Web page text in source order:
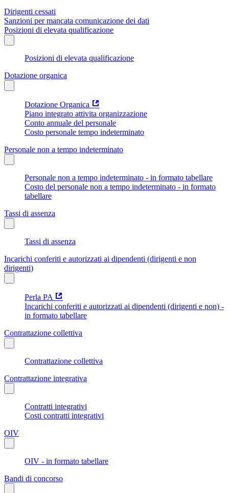
Dirigenti cessati
Sanzioni per mancata comunicazione dei dati
Posizioni di elevata qualificazione
Posizioni di elevata qualificazione
Dotazione organica
Dotazione Organica
Piano integrato attivita organizzazione
Conto annuale del personale
Costo personale tempo indeterminato
Personale non a tempo indeterminato
Personale non a tempo indeterminato - in formato tabellare
Costo del personale non a tempo indeterminato - in formato
tabellare
Tassi di assenza
Tassi di assenza
Incarichi conferiti e autorizzati ai dipendenti (dirigenti e non
dirigenti)
Perla PA
Incarichi conferiti e autorizzati ai dipendenti (dirigenti e non) -
in formato tabellare
Contrattazione collettiva
Contrattazione collettiva
Contrattazione integrativa
Contratti integrativi
Costi contratti integrativi
OIV
OIV - in formato tabellare
Bandi di concorso